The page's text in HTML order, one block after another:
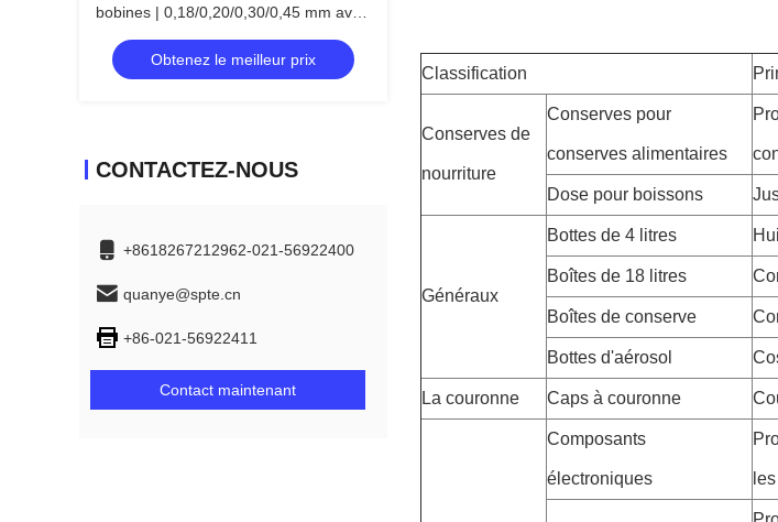
bobines | 0,18/0,20/0,30/0,45 mm avec
une excellente résistance à la rouille
Obtenez le meilleur prix
CONTACTEZ-NOUS
+8618267212962-021-56922400
quanye@spte.cn
+86-021-56922411
Contact maintenant
Classification
Conserves de
nourriture
Conserves pour
conserves alimentaires
Dose pour boissons
Généraux
Bottes de 4 litres
Boîtes de 18 litres
Boîtes de conserve
Bottes d'aérosol
La couronne Caps à couronne
Composants
électroniques